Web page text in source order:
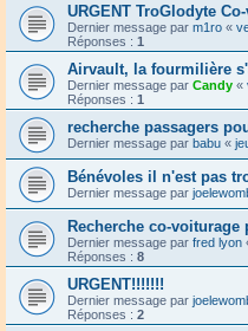
URGENT TroGlodyte
Dernier message par m1ro «
Réponses : 1
Airvault, la fourmilière
Dernier message par Candy «
Réponses : 1
recherche passagers
Dernier message par babu «
Bénévoles il n'est pas
Dernier message par
Recherche co-
Dernier message par fred lyon
Réponses : 8
URGENT!!!!!!!
Dernier message par
Réponses : 2